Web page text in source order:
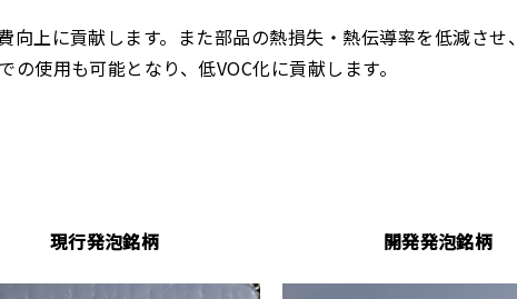
上に貢献します。また部品の熱損失・熱伝導率を低減させ
使用も可能となり、低VOC化に貢献します。
現行発泡銘柄 開発発泡銘柄